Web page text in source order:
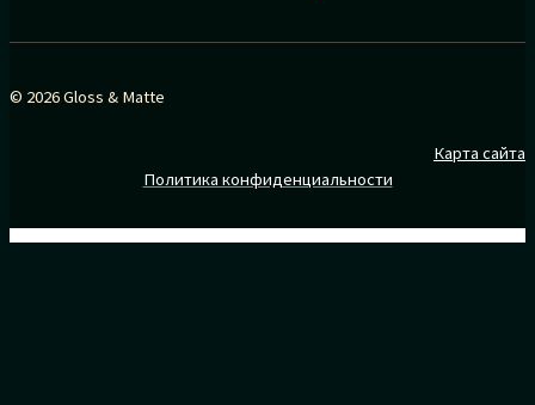
© 2026 Gloss & Matte
Карта сайта
Политика конфиденциальности